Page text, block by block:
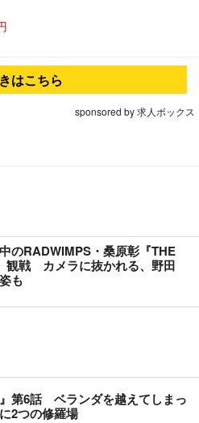
はこちら
sponsored by 求人ボックス
のRADWIMPS・桑原彰『THE
観戦 カメラに抜かれる、野田
も
』第6話 ベランダを越えてしまっ
2つの修羅場